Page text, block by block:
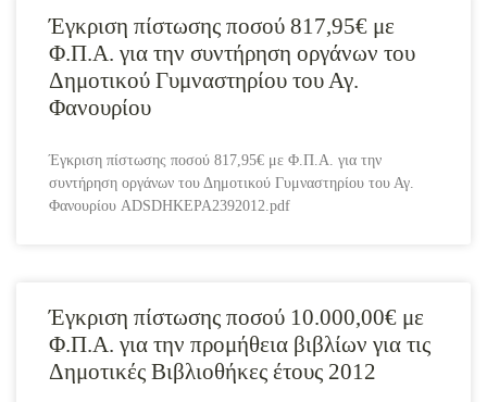
Έγκριση πίστωσης ποσού 817,95€ με
Φ.Π.Α. για την συντήρηση οργάνων του
Δημοτικού Γυμναστηρίου του Αγ.
Φανουρίου
Έγκριση πίστωσης ποσού 817,95€ με Φ.Π.Α. για την
συντήρηση οργάνων του Δημοτικού Γυμναστηρίου του Αγ.
Φανουρίου ADSDHKEPA2392012.pdf
Έγκριση πίστωσης ποσού 10.000,00€ με
Φ.Π.Α. για την προμήθεια βιβλίων για τις
Δημοτικές Βιβλιοθήκες έτους 2012